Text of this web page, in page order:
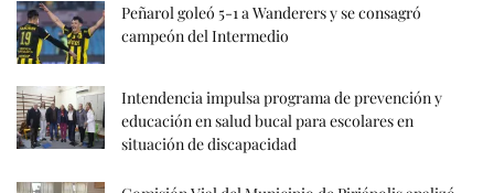
Peñarol goleó 5-1 a Wanderers y se consagró
campeón del Intermedio
Intendencia impulsa programa de prevención y
educación en salud bucal para escolares en
situación de discapacidad